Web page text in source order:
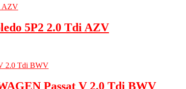
5P2 2.0 Tdi AZV
Passat V 2.0 Tdi BWV